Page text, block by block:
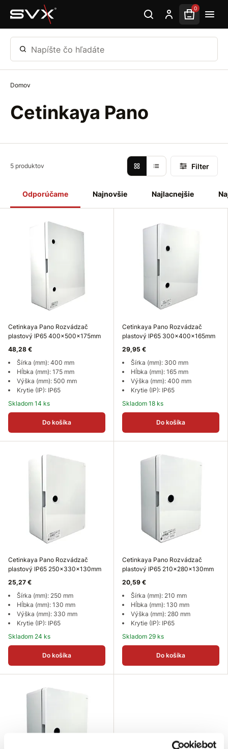
Preskočiť na hlavný obsah 0
Napíšte čo hľadáte
Domov
Cetinkaya Pano
Odporúčame Najnovšie Najlacnejšie
5 produktov Filter
Cetinkaya Pano Rozvádzač
plastový IP65 400x500x175mm
48,28 €
Šírka (mm): 400 mm
Hĺbka (mm): 175 mm
Výška (mm): 500 mm
Krytie (IP): IP65
Skladom 14 ks
Do košíka
Cetinkaya Pano Rozvádzač
plastový IP65 300x400x165mm
29,95 €
Šírka (mm): 300 mm
Hĺbka (mm): 165 mm
Výška (mm): 400 mm
Krytie (IP): IP65
Skladom 18 ks
Do košíka
Cetinkaya Pano Rozvádzač
plastový IP65 250x330x130mm
25,27 €
Šírka (mm): 250 mm
Hĺbka (mm): 130 mm
Výška (mm): 330 mm
Krytie (IP): IP65
Skladom 24 ks
Do košíka
Cetinkaya Pano Rozvádzač
plastový IP65 210x280x130mm
20,59 €
Šírka (mm): 210 mm
Hĺbka (mm): 130 mm
Výška (mm): 280 mm
Krytie (IP): IP65
Skladom 29 ks
Do košíka